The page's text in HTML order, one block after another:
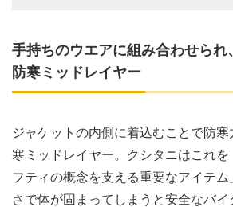
手持ちのウエアに組み合わせられ
防寒ミッドレイヤー
ジャケットの内側に着込むことで防
寒ミッドレイヤー。クシタニはこれ
フティの概念を支える重要なアイテ
さで体が固まってしまうと安全なバイ